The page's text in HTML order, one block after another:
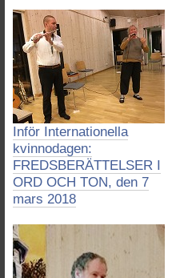
Inför Internationella
kvinnodagen:
FREDSBERÄTTELSER I
ORD OCH TON, den 7
mars 2018